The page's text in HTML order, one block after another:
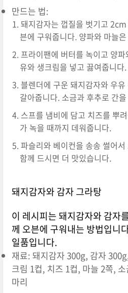
만드는 법:
돼지감자는 껍질을 벗기고
븐에 구워줍니다. 양파와 마늘
프라이팬에 버터를 녹이고 양
유와 생크림을 넣고 끓여줍니다.
블렌더에 구운 돼지감자와 우
갈아줍니다. 소금과 후추로 간
스프를 냄비에 담고 치즈를 뿌
가 녹을 때까지 데워줍니다.
파슬리와 베이컨을 송송 썰어
함께 드시면 더 맛있습니다.
돼지감자와 감자 그라탕
이 레시피는 돼지감자와 감자
께 오븐에 구워내는 방법입니
일품입니다.
재료: 돼지감자 300g, 감자
크림 1컵, 치즈 1컵, 마늘 2쪽,
마리